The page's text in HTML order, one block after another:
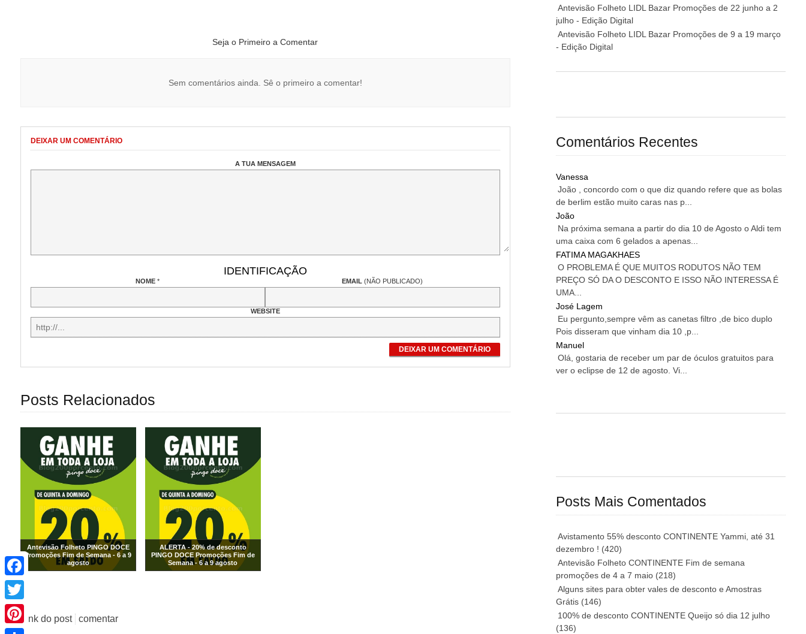
Seja o Primeiro a Comentar
Sem comentários ainda. Sê o primeiro a comentar!
DEIXAR UM COMENTÁRIO
A TUA MENSAGEM
IDENTIFICAÇÃO
NOME* EMAIL(NÃO PUBLICADO)
WEBSITE
DEIXAR UM COMENTÁRIO
Posts Relacionados
Antevisão Folheto PINGO DOCE
Promoções Fim de Semana - 6 a 9
agosto
ALERTA - 20% de desconto
PINGO DOCE Promoções Fim de
Semana - 6 a 9 agosto
link do post comentar
Antevisão Folheto LIDL Bazar Promoções de 22 junho a 2
julho - Edição Digital
Antevisão Folheto LIDL Bazar Promoções de 9 a 19 março
- Edição Digital
Comentários Recentes
Vanessa
João , concordo com o que diz quando refere que as bolas
de berlim estão muito caras nas p...
João
Na próxima semana a partir do dia 10 de Agosto o Aldi tem
uma caixa com 6 gelados a apenas...
FATIMA MAGAKHAES
O PROBLEMA É QUE MUITOS RODUTOS NÃO TEM
PREÇO SÓ DA O DESCONTO E ISSO NÃO INTERESSA É
UMA...
José Lagem
Eu pergunto,sempre vêm as canetas filtro ,de bico duplo
Pois disseram que vinham dia 10 ,p...
Manuel
Olá, gostaria de receber um par de óculos gratuitos para
ver o eclipse de 12 de agosto. Vi...
Posts Mais Comentados
Avistamento 55% desconto CONTINENTE Yammi, até 31
dezembro ! (420)
Antevisão Folheto CONTINENTE Fim de semana
promoções de 4 a 7 maio (218)
Alguns sites para obter vales de desconto e Amostras
Grátis (146)
100% de desconto CONTINENTE Queijo só dia 12 julho
(136)
Facebook